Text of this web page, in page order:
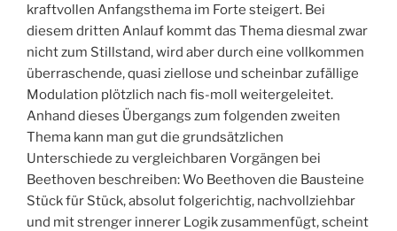
kraftvollen Anfangsthema im Forte steigert. Bei
diesem dritten Anlauf kommt das Thema diesmal zwar
nicht zum Stillstand, wird aber durch eine vollkommen
überraschende, quasi ziellose und scheinbar zufällige
Modulation plötzlich nach fis-moll weitergeleitet.
Anhand dieses Übergangs zum folgenden zweiten
Thema kann man gut die grundsätzlichen
Unterschiede zu vergleichbaren Vorgängen bei
Beethoven beschreiben: Wo Beethoven die Bausteine
Stück für Stück, absolut folgerichtig, nachvollziehbar
und mit strenger innerer Logik zusammenfügt, scheint